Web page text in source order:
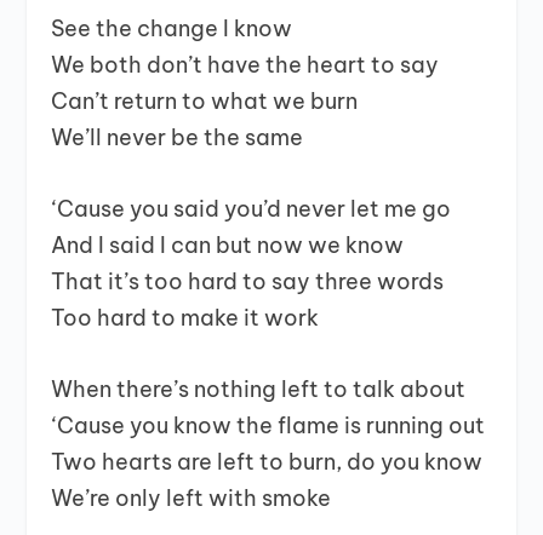
See the change I know
We both don’t have the heart to say
Can’t return to what we burn
We’ll never be the same
‘Cause you said you’d never let me go
And I said I can but now we know
That it’s too hard to say three words
Too hard to make it work
When there’s nothing left to talk about
‘Cause you know the flame is running out
Two hearts are left to burn, do you know
We’re only left with smoke